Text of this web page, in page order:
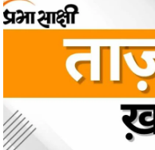
स्थ
ल
त्यो
हा
र